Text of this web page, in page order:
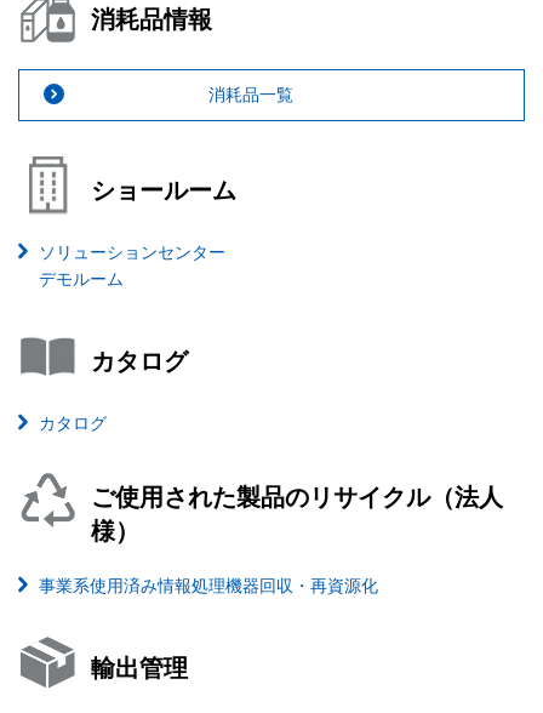
消耗品情報
消耗品一覧
ショールーム
ソリューションセンター
デモルーム
カタログ
カタログ
ご使用された製品のリサイクル（法人
様）
事業系使用済み情報処理機器回収・再資源化
輸出管理